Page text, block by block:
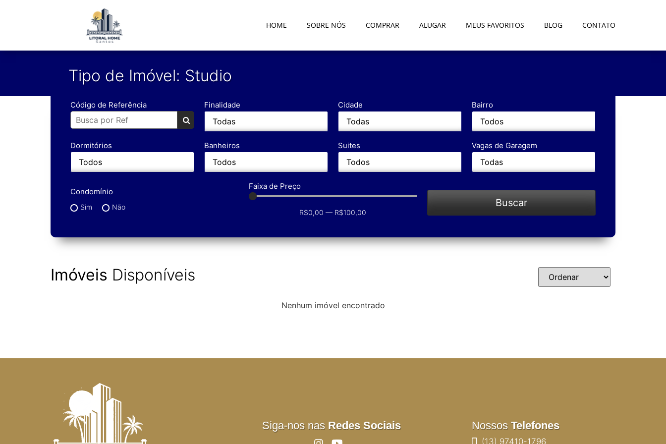
HOME SOBRE NÓS COMPRAR ALUGAR MEUS FAVORITOS BLOG CONTATO
Tipo de Imóvel: Studio
Código de Referência Finalidade Cidade Bairro
Dormitórios Banheiros Suites Vagas de Garagem
Condomínio
Sim Não
Faixa de Preço
R$0,00 — R$100,00
Buscar
Imóveis Disponíveis
Nenhum imóvel encontrado
Siga-nos nas Redes Sociais Nossos Telefones
(13) 97410-1796